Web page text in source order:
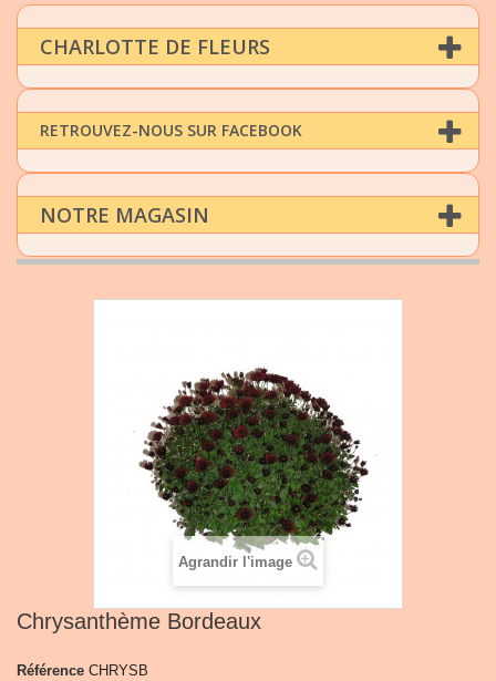
CHARLOTTE DE FLEURS
RETROUVEZ-NOUS SUR FACEBOOK
NOTRE MAGASIN
Agrandir l'image
Chrysanthème Bordeaux
Référence CHRYSB